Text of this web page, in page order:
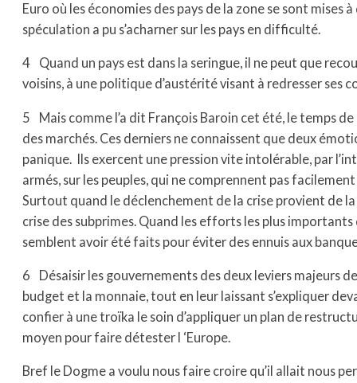
Euro où les économies des pays de la zone se sont mises
spéculation a pu s’acharner sur les pays en difficulté.
4 Quand un pays est dans la seringue, il ne peut que
voisins, à une politique d’austérité visant à redresser ses
5 Mais comme l’a dit François Baroin cet été, le temps de
des marchés. Ces derniers ne connaissent que deux
panique. Ils exercent une pression vite intolérable, par
armés, sur les peuples, qui ne comprennent pas
Surtout quand le déclenchement de la crise provient de
crise des subprimes. Quand les efforts les plus
semblent avoir été faits pour éviter des ennuis aux
6 Désaisir les gouvernements des deux leviers majeurs
budget et la monnaie, tout en leur laissant s’expliquer
confier à une troïka le soin d’appliquer un plan de
moyen pour faire détester l ‘Europe.
Bref le Dogme a voulu nous faire croire qu’il allait nous